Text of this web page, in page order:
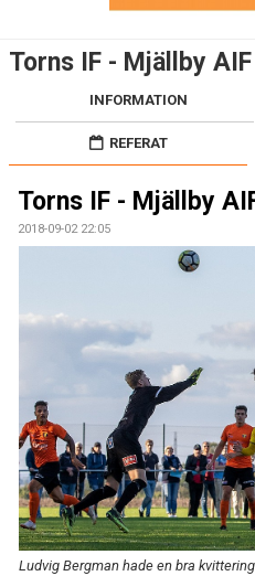
BILDGALLERI
Torns IF - Mjällby AIF
INFORMATION
REFERAT
Torns IF - Mjällby
2018-09-02 22:05
Ludvig Bergman hade en bra